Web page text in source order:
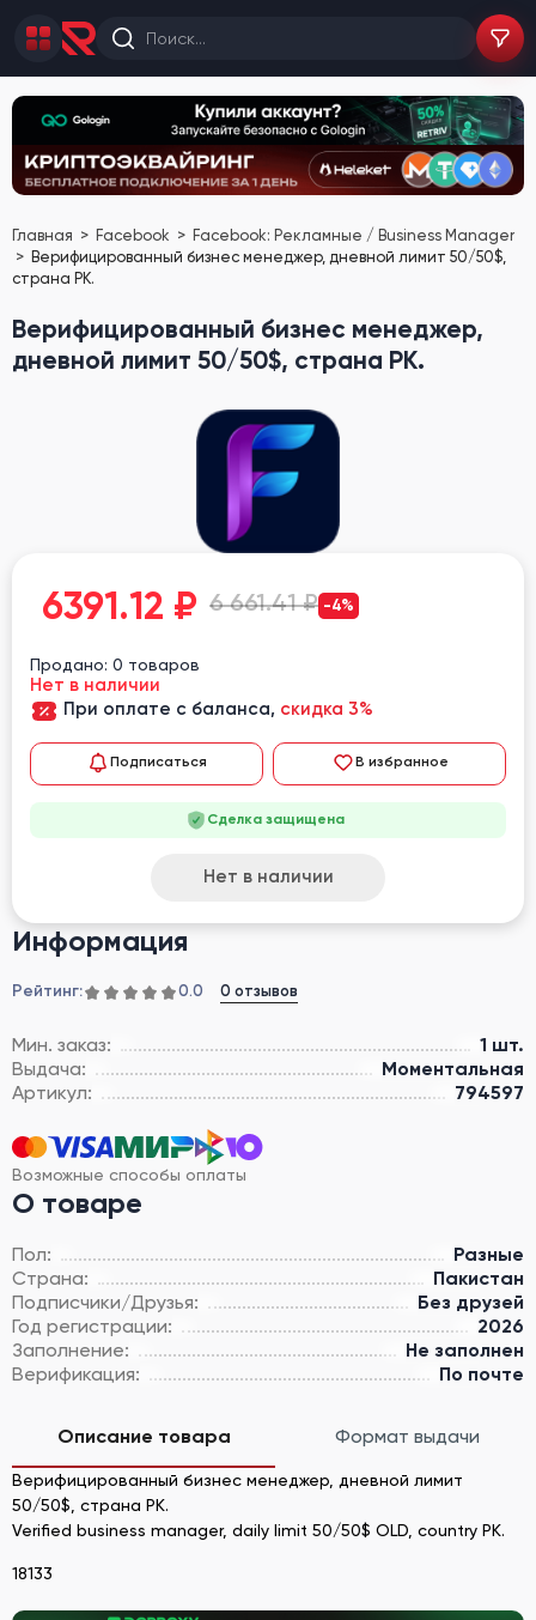
Главная Facebook
Facebook: Рекламные / Business Manager
Верифицированный бизнес менеджер, дневной лимит 50/50$,
страна PK.
Верифицированный бизнес менеджер,
дневной лимит 50/50$, страна PK.
Информация
Рейтинг: 0.0 0 отзывов
Мин. заказ:
1 шт.
Выдача:
Моментальная
Артикул:
794597
Возможные способы оплаты
О товаре
Пол:
Разные
Страна:
Пакистан
Подписчики/Друзья:
Без друзей
Год регистрации:
2026
Заполнение:
Не заполнен
Верификация:
По почте
6391.12 ₽ 6 661.41 ₽ -4%
Продано: 0 товаров
Нет в наличии
При оплате с баланса, скидка 3%
Подписаться В избранное
Сделка защищена
Нет в наличии
Описание товара Формат выдачи
Верифицированный бизнес менеджер, дневной лимит
50/50$, страна PK.
Verified business manager, daily limit 50/50$ OLD, country PK.
18133